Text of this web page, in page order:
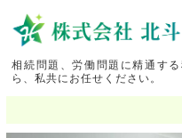
相続問題、労働問題に精通す
ら、私共にお任せください。